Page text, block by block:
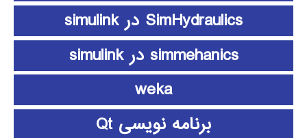
SimHydraulics در simulink
simmehanics در simulink
weka
برنامه نویسی Qt